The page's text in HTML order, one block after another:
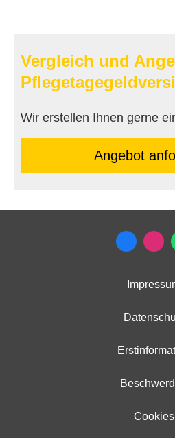
Vergleich und
Wir erstellen Ihnen gerne
An­ge­bot
Cookies